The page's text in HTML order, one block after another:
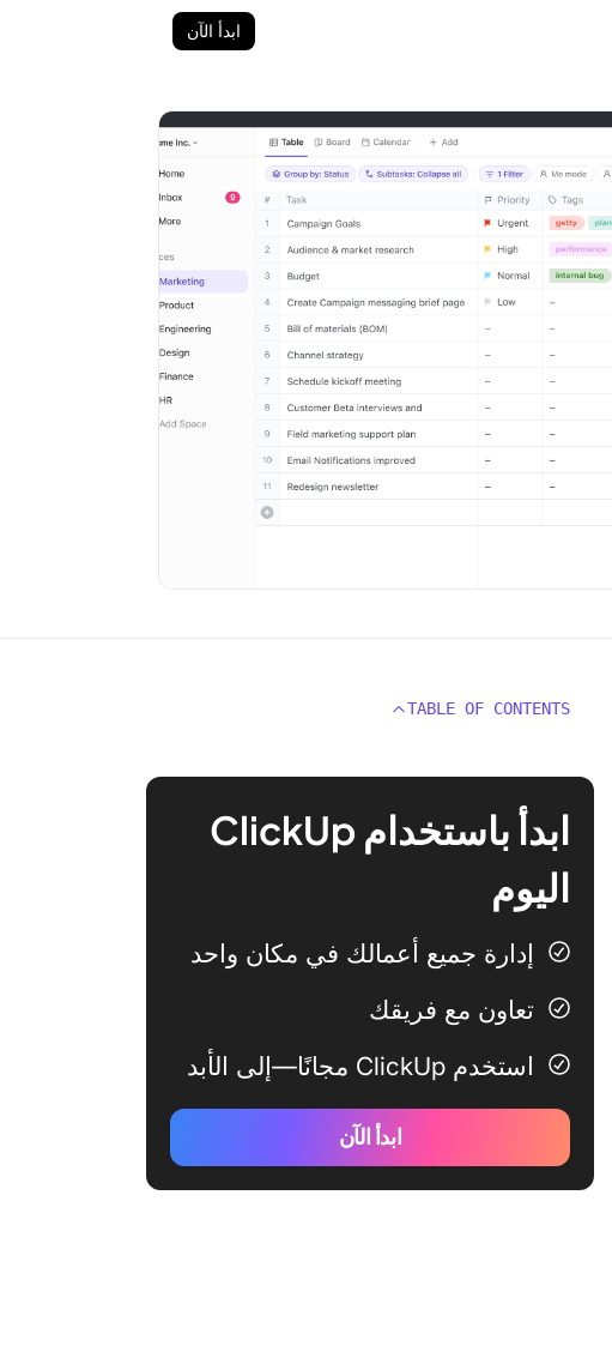
ابدأ الآن
TABLE OF CONTENTS
ابدأ باستخدام ClickUp
اليوم
إدارة جميع أعمالك في مكان واحد
تعاون مع فريقك
استخدم ClickUp مجانًا—إلى الأبد
ابدأ الآن